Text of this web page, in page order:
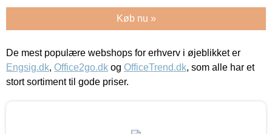
Køb nu »
De mest populære webshops for erhverv i øjeblikket er
Engsig.dk, Office2go.dk og OfficeTrend.dk, som alle har et
stort sortiment til gode priser.